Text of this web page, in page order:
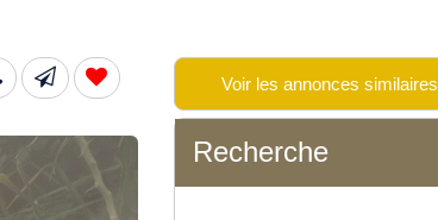
Voir les annonces similaires
Recherche